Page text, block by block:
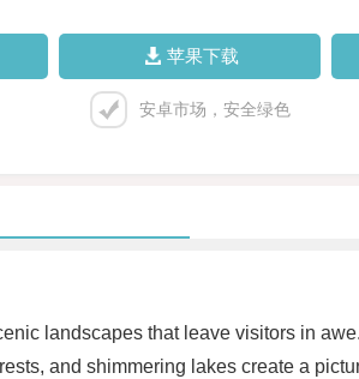
苹果下载
安卓市场，安全绿色
landscapes that leave visitors in
and shimmering lakes create a